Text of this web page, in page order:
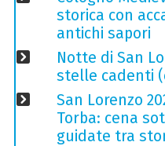
storica con
antichi sapori
Notte di San
stelle cadenti
San Lorenzo
Torba: cena
guidate tra